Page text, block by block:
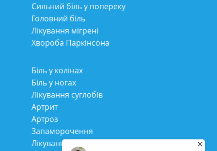
Сильний біль у попереку
Головний біль
Лікування мігрені
Хвороба Паркінсона
Біль у колінах
Біль у ногах
Лікування суглобів
Артрит
Артроз
Запаморочення
Лікування сколіозу